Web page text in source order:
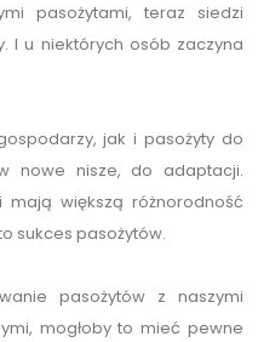
pasożytami, teraz siedzi
I u niektórych osób zaczyna
jak i pasożyty do
nowe nisze, do adaptacji.
większą różnorodność
sukces pasożytów.
pasożytów z naszymi
mogłoby to mieć pewne